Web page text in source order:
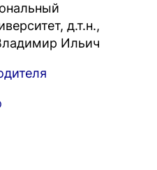
д.т.н.,
Ильич